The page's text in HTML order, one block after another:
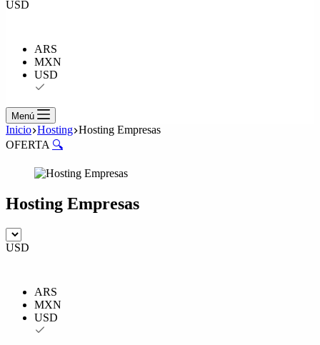
USD
ARS
MXN
USD
Menú
Inicio Hosting Hosting Empresas
OFERTA 🔍
Hosting Empresas
USD
ARS
MXN
USD